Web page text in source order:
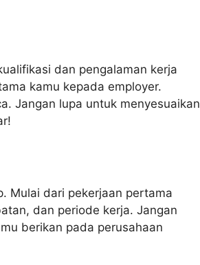
dan pengalaman kerja
kamu kepada employer.
Jangan lupa untuk menyesuaikan
Mulai dari pekerjaan pertama
dan periode kerja. Jangan
berikan pada perusahaan